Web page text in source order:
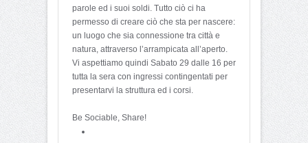
parole ed i suoi soldi. Tutto ciò ci ha
permesso di creare ciò che sta per nascere:
un luogo che sia connessione tra città e
natura, attraverso l’arrampicata all’aperto.
Vi aspettiamo quindi Sabato 29 dalle 16 per
tutta la sera con ingressi contingentati per
presentarvi la struttura ed i corsi.
Be Sociable, Share!